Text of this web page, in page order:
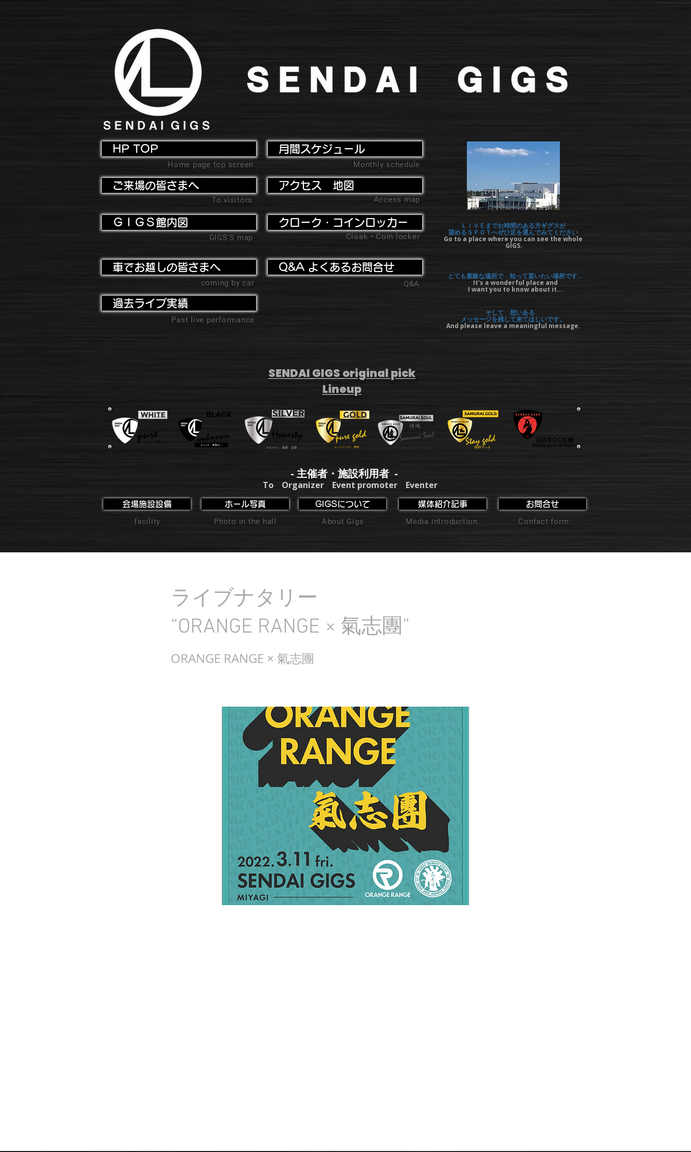
HP TOP
Home page top screen
ご来場の皆さまへ
To visitors
ＧＩＧＳ館内図
GIGS'S map
月間スケジュール
Monthly schedule
アクセス 地図
Access map
クローク・コインロッカー
Cloak・Coin locker
車でお越しの皆さまへ
coming by car
過去ライブ実績
Past live performance
Q&A よくあるお問合せ
Q&A
ＬＩＶＥまでお時間のある方ギグスが
望めるＳＰＯＴへぜひ足を運んでみてください
Go to a place where you can see the whole
GIGS.
とても素敵な場所で 知って貰いたい場所です…
It's a wonderful place and
I want you to know about it...
そして 想いある
メッセージを残して来てほしいです。
And please leave a meaningful message.
SENDAI GIGS original pick
Lineup
- 主催者・施設利用者 -
To Organizer Event promoter Eventer
会場施設設備
facility
ホール写真
Photo in the hall
GIGSについて
About Gigs
媒体紹介記事
Media introduction
お問合せ
Contact form
ライブナタリー
“ORANGE RANGE × 氣志團”
ORANGE RANGE × 氣志團